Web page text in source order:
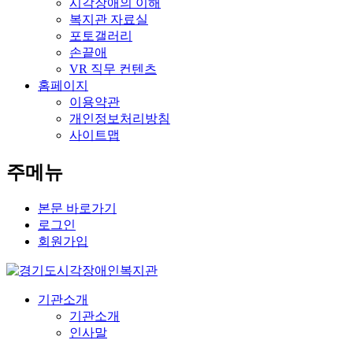
시각장애의 이해
복지관 자료실
포토갤러리
손끝애
VR 직무 컨텐츠
홈페이지
이용약관
개인정보처리방침
사이트맵
주메뉴
본문 바로가기
로그인
회원가입
기관소개
기관소개
인사말